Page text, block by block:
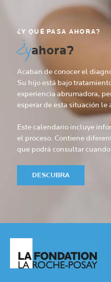
¿Y QUÉ PASA AHORA?
¿yahora?
Acaban de conocer el
Su hijo está bajo
experiencia abrumadora,
esperar de esta situación le
Este calendario incluye
el proceso. Contiene
que podrá consultar
DESCUBRA